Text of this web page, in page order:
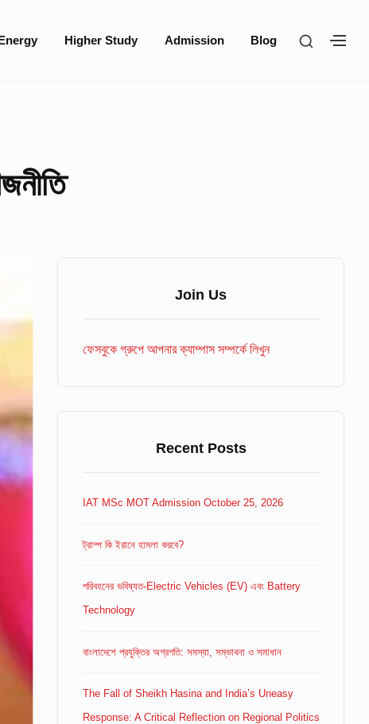
Higher Study Admission Blog
SHOW
Join Us
ফেসবুকে গ্রুপে আপনার ক্যাম্পাস সম্পর্কে লিখুন
Recent Posts
IAT MSc MOT Admission October 25, 2026
ট্রাম্প কি ইরানে হামলা করবে?
পরিবহনের ভবিষ্যত-Electric Vehicles (EV) এবং Battery
Technology
বাংলাদেশে প্রযুক্তির অগ্রগতি: সমস্যা, সম্ভাবনা ও সমাধান
The Fall of Sheikh Hasina and India’s Uneasy
Response: A Critical Reflection on Regional Politics